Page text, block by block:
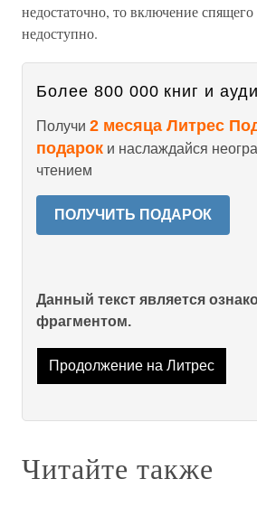
недостаточно, то включение
недоступно.
Более 800 000 книг и
Получи 2 месяца Литрес
подарок и наслаждайся
чтением
ПОЛУЧИТЬ ПОДАРОК
Данный текст является
фрагментом.
Продолжение на Литрес
Читайте также